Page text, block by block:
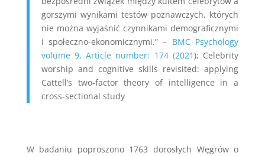
gorszymi wynikami testów poznawczych, których
nie można wyjaśnić czynnikami demograficznymi
i społeczno-ekonomicznymi.” – BMC Psychology
volume 9, Article number: 174 (2021); Celebrity
worship and cognitive skills revisited: applying
Cattell’s two-factor theory of intelligence in a
cross-sectional study
W badaniu poproszono 1763 dorosłych Węgrów o